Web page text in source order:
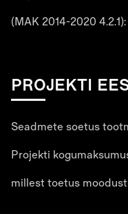
(MAK 2014-2020 4.2.1):
PROJEKTI
Seadmete soetus
Projekti
millest toetus